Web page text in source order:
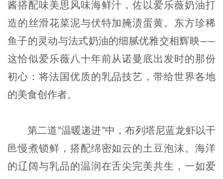
酱搭配味美思风味海鲜汁，佐以爱乐薇奶油打
造的丝滑花菜泥与伏特加腌渍蛋黄。东方珍稀
鱼子的灵动与法式奶油的细腻优雅交相辉映——
这恰似爱乐薇八十年前从诺曼底出发时的那份
初心：将法国优质的乳品技艺，带给世界各地
的美食创作者。
第二道“温暖递进”中，布列塔尼蓝龙虾以干
邑慢煮锁鲜，搭配绵密如云的土豆泡沫。海洋
的辽阔与乳品的温润在舌尖完美共生，一如爱